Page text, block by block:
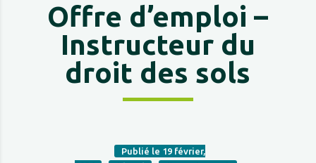
Offre d’emploi –
Instructeur du
droit des sols
Publié le 19 février,